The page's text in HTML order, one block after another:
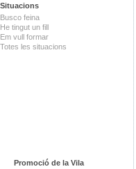
Situacions
Busco feina
He tingut un fill
Em vull formar
Totes les situacions
Promoció de la Vila